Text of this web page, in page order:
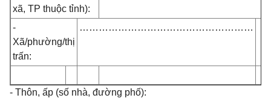
xã, TP thuộc tỉnh):
-
Xã/phường/thị
trấn:
………………………………………………
- Thôn, ấp (số nhà, đường phố):